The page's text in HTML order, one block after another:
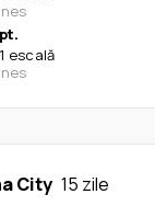
1 escală
City 15 zile